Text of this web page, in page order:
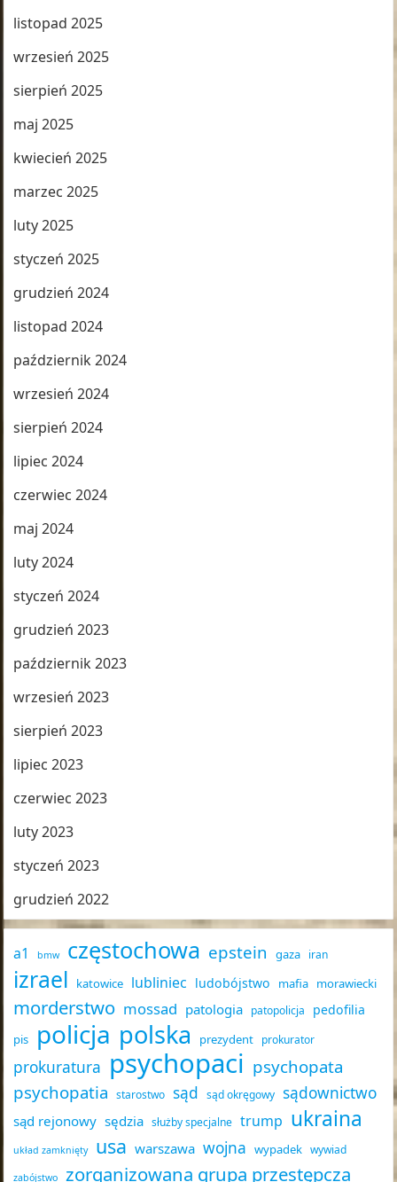
listopad 2025
wrzesień 2025
sierpień 2025
maj 2025
kwiecień 2025
marzec 2025
luty 2025
styczeń 2025
grudzień 2024
listopad 2024
październik 2024
wrzesień 2024
sierpień 2024
lipiec 2024
czerwiec 2024
maj 2024
luty 2024
styczeń 2024
grudzień 2023
październik 2023
wrzesień 2023
sierpień 2023
lipiec 2023
czerwiec 2023
luty 2023
styczeń 2023
grudzień 2022
a1 bmw częstochowa epstein gaza iran
izrael katowice lubliniec ludobójstwo mafia morawiecki
morderstwo mossad patologia patopolicja pedofilia
pis policja polska prezydent prokurator
prokuratura psychopaci psychopata
psychopatia
starostwo sąd sąd okręgowy sądownictwo
sąd rejonowy sędzia służby specjalne trump ukraina
układ zamknięty usa warszawa wojna wypadek wywiad
zabójstwo zorganizowana grupa przestępcza